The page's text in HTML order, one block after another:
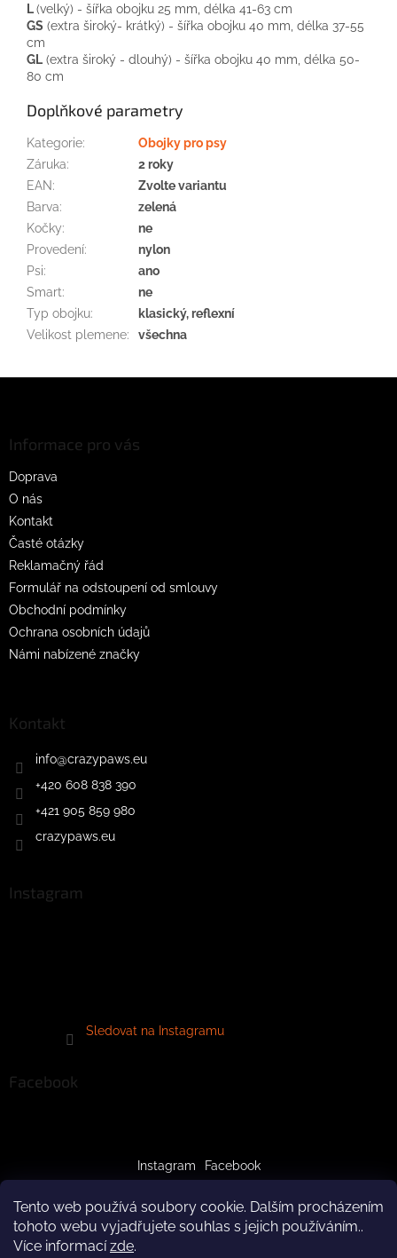
Tento web používá soubory cookie. Dalším procházením
tohoto webu vyjadřujete souhlas s jejich používáním..
Více informacízde.
L(velký) - šířka obojku 25 mm , délka 41-63 cm
GS (extra široký- krátký) - šířka obojku 40 mm , délka 37-55
cm
GL (extra široký - dlouhý) - šířka obojku 40 mm , délka 50-
80 cm
Doplňkové parametry
Kategorie:
Obojky pro psy
Záruka:
2 roky
EAN:
Zvolte variantu
Barva:
zelená
Kočky:
ne
Provedení:
nylon
Psi:
ano
Smart:
ne
Typ obojku:
klasický, reflexní
Velikost plemene: všechna
Informace pro vás
Doprava
O nás
Kontakt
Časté otázky
Reklamačný řád
Formulář na odstoupení od smlouvy
Obchodní podmínky
Ochrana osobních údajů
Námi nabízené značky
Kontakt
info@crazypaws.eu
+420 608 838 390
+421 905 859 980
crazypaws.eu
Instagram
Sledovat na Instagramu
Facebook
Instagram Facebook